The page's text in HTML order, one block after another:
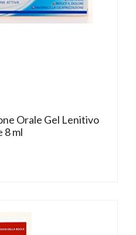
Orale Gel Lenitivo
8 ml